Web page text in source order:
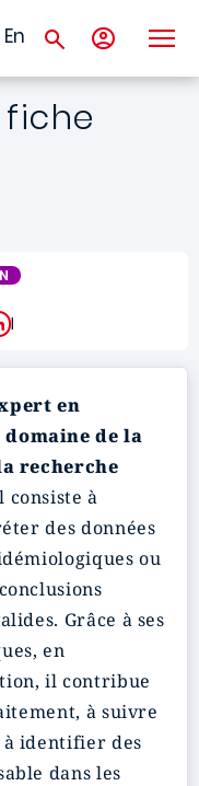
En
LinkedIn
en
de la
recherche
à
des données
ou
Grâce à ses
en
il contribue
à suivre
à identifier des
dans les